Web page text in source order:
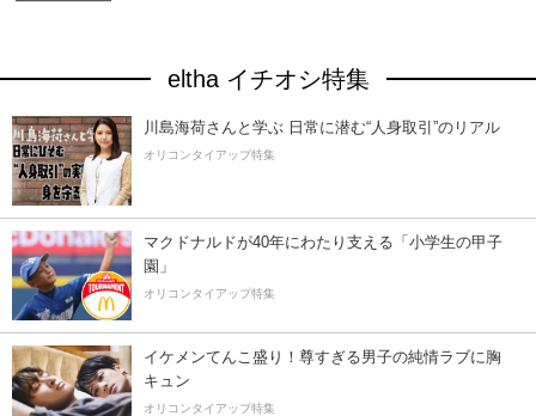
eltha イチオシ特集
川島海荷さんと学ぶ 日常に潜む“人身取引”のリアル
オリコンタイアップ特集
マクドナルドが40年にわたり支える「小学生の甲子
園」
オリコンタイアップ特集
イケメンてんこ盛り！尊すぎる男子の純情ラブに胸
キュン
オリコンタイアップ特集